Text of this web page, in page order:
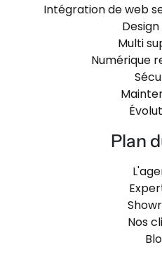
Intégration de web
Design
Multi
Numérique
Plan
Nos